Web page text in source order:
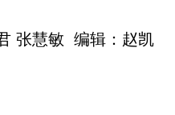
张慧敏 编辑：赵凯